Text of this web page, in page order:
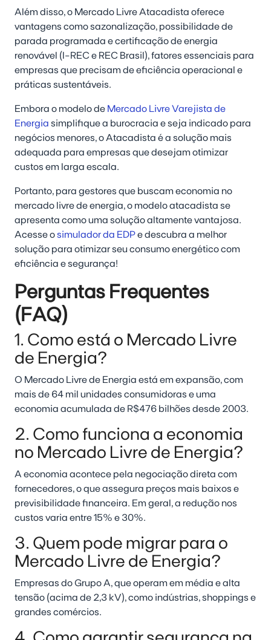
Além disso, o Mercado Livre Atacadista oferece
vantagens como sazonalização, possibilidade de
parada programada e certificação de energia
renovável (I-REC e REC Brasil), fatores essenciais para
empresas que precisam de eficiência operacional e
práticas sustentáveis.
Embora o modelo de Mercado Livre Varejista de
Energia simplifique a burocracia e seja indicado para
negócios menores, o Atacadista é a solução mais
adequada para empresas que desejam otimizar
custos em larga escala.
Portanto, para gestores que buscam economia no
mercado livre de energia, o modelo atacadista se
apresenta como uma solução altamente vantajosa.
Acesse osimulador da EDPe descubra a melhor
solução para otimizar seu consumo energético com
eficiência e segurança!
Perguntas Frequentes
(FAQ)
1. Como está o Mercado Livre
de Energia?
O Mercado Livre de Energia está em expansão, com
mais de 64 mil unidades consumidoras e uma
economia acumulada de R$476 bilhões desde 2003.
2. Como funciona a economia
no Mercado Livre de Energia?
A economia acontece pela negociação direta com
fornecedores, o que assegura preços mais baixos e
previsibilidade financeira. Em geral, a redução nos
custos varia entre 15% e 30%.
3. Quem pode migrar para o
Mercado Livre de Energia?
Empresas do Grupo A, que operam em média e alta
tensão (acima de 2,3 kV), como indústrias, shoppings e
grandes comércios.